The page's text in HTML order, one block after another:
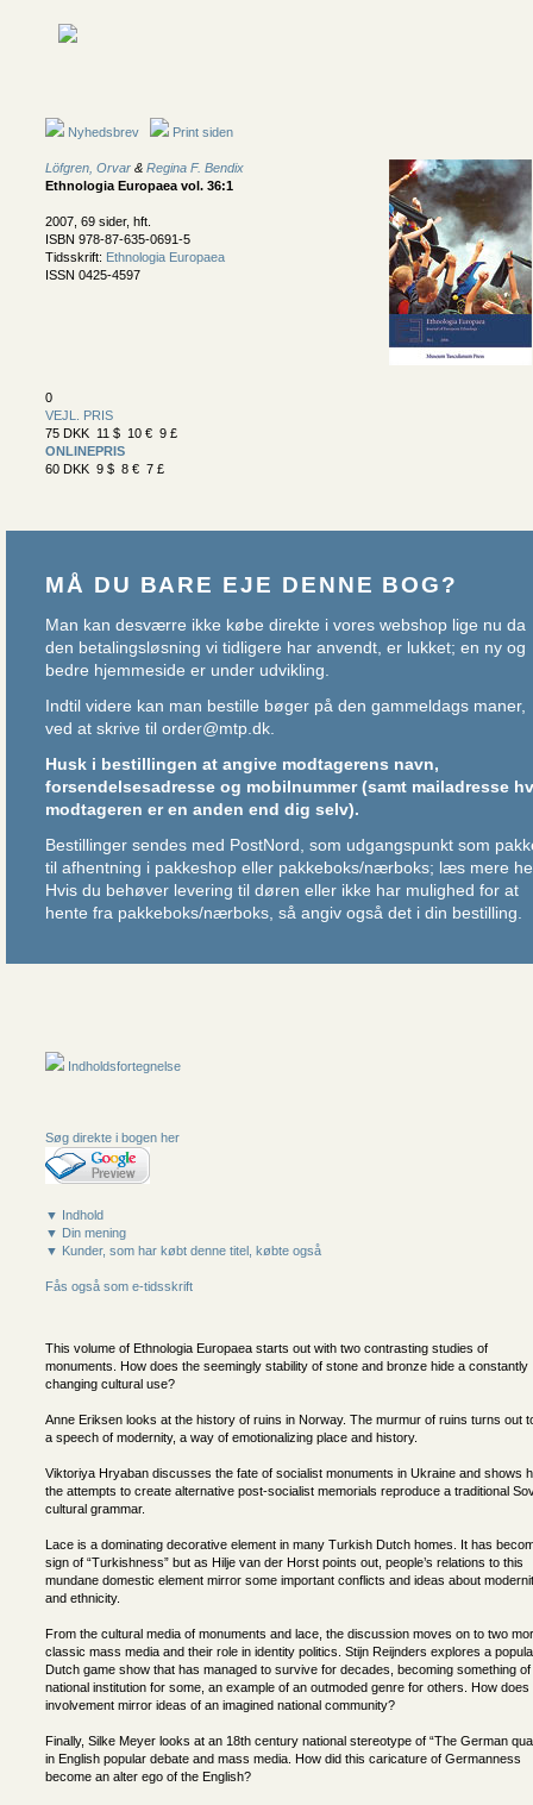
Nyhedsbrev Print siden
Löfgren, Orvar & Regina F. Bendix
Ethnologia Europaea vol. 36:1
2007, 69 sider, hft.
ISBN 978-87-635-0691-5
Tidsskrift: Ethnologia Europaea
ISSN 0425-4597
0
VEJL. PRIS
75 DKK 11 $ 10 € 9 £
ONLINEPRIS
60 DKK 9 $ 8 € 7 £
MÅ DU BARE EJE DENNE BOG?
Man kan desværre ikke købe direkte i vores webshop lige nu da
den betalingsløsning vi tidligere har anvendt, er lukket; en ny og
bedre hjemmeside er under udvikling.
Indtil videre kan man bestille bøger på den gammeldags maner,
ved at skrive til order@mtp.dk.
Husk i bestillingen at angive modtagerens navn,
forsendelsesadresse og mobilnummer (samt mailadresse
modtageren er en anden end dig selv).
Bestillinger sendes med PostNord, som udgangspunkt som
til afhentning i pakkeshop eller pakkeboks/nærboks; læs mere
Hvis du behøver levering til døren eller ikke har mulighed for at
hente fra pakkeboks/nærboks, så angiv også det i din bestilling.
Indholdsfortegnelse
Søg direkte i bogen her
▼ Indhold
▼ Din mening
▼ Kunder, som har købt denne titel, købte også
Fås også som e-tidsskrift
This volume of Ethnologia Europaea starts out with two contrasting studies of
monuments. How does the seemingly stability of stone and bronze hide a constantly
changing cultural use?
Anne Eriksen looks at the history of ruins in Norway. The murmur of ruins turns out
a speech of modernity, a way of emotionalizing place and history.
Viktoriya Hryaban discusses the fate of socialist monuments in Ukraine and shows
the attempts to create alternative post-socialist memorials reproduce a traditional
cultural grammar.
Lace is a dominating decorative element in many Turkish Dutch homes. It has
sign of “Turkishness” but as Hilje van der Horst points out, people’s relations to this
mundane domestic element mirror some important conflicts and ideas about
and ethnicity.
From the cultural media of monuments and lace, the discussion moves on to two
classic mass media and their role in identity politics. Stijn Reijnders explores a
Dutch game show that has managed to survive for decades, becoming something of
national institution for some, an example of an outmoded genre for others. How does
involvement mirror ideas of an imagined national community?
Finally, Silke Meyer looks at an 18th century national stereotype of “The German
in English popular debate and mass media. How did this caricature of Germanness
become an alter ego of the English?